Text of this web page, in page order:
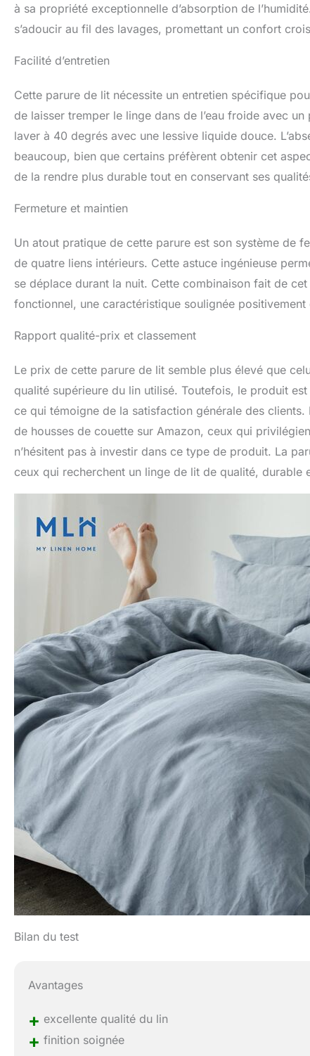
du produit et
et son
consacrons
à sa propriété exceptionnelle d’absorption de
s’adoucir au fil des lavages, promettant un confort
Facilité d’entretien
Cette parure de lit nécessite un entretien spécifique
de laisser tremper le linge dans de l’eau froide avec
laver à 40 degrés avec une lessive liquide douce.
beaucoup, bien que certains préfèrent obtenir cet
de la rendre plus durable tout en conservant ses
Fermeture et maintien
Un atout pratique de cette parure est son système de
de quatre liens intérieurs. Cette astuce ingénieuse
se déplace durant la nuit. Cette combinaison fait de
fonctionnel, une caractéristique soulignée positivement
Rapport qualité-prix et classement
Le prix de cette parure de lit semble plus élevé que
qualité supérieure du lin utilisé. Toutefois, le produit
ce qui témoigne de la satisfaction générale des
de housses de couette sur Amazon, ceux qui
n’hésitent pas à investir dans ce type de produit. La
ceux qui recherchent un linge de lit de qualité, durable
Bilan du test
Avantages
+ excellente qualité du lin
+ finition soignée